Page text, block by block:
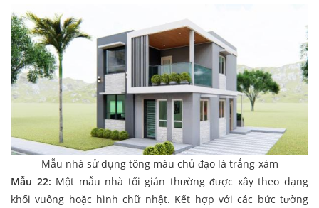
Mẫu nhà sử dụng tông màu chủ đạo là trắng-xám
Mẫu 22: Một mẫu nhà tối giản thường được xây theo dạng
khối vuông hoặc hình chữ nhật. Kết hợp với các bức tường